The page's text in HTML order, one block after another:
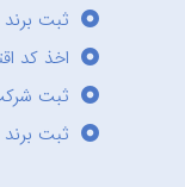
ثبت برند
اخذ کد
ثبت
ثبت برند